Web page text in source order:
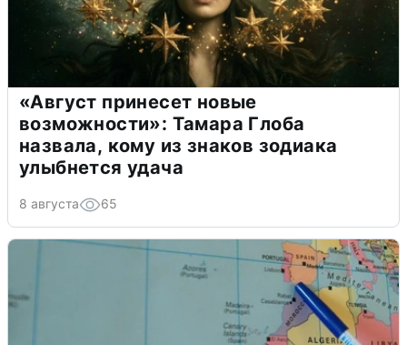
«Август принесет новые
возможности»: Тамара Глоба
назвала, кому из знаков зодиака
улыбнется удача
8 августа 65